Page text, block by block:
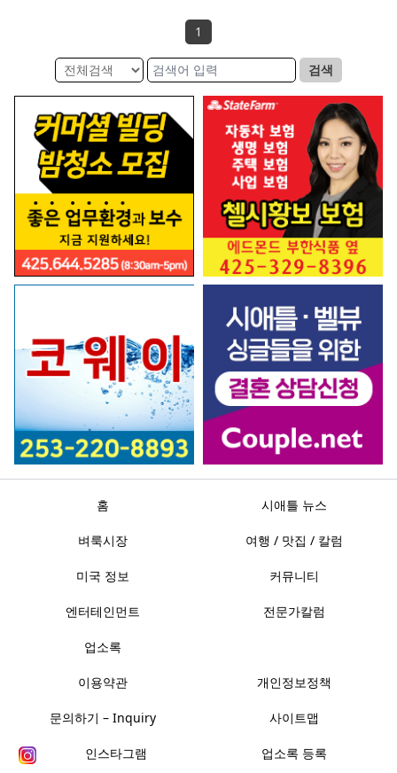
1
검색
홈 시애틀 뉴스
벼룩시장 여행 / 맛집 / 칼럼
미국 정보 커뮤니티
엔터테인먼트 전문가칼럼
업소록
이용약관 개인정보정책
문의하기 – Inquiry 사이트맵
인스타그램 업소록 등록